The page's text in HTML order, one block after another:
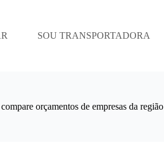
SOU TRANSPORTADORA
orçamentos de empresas da região